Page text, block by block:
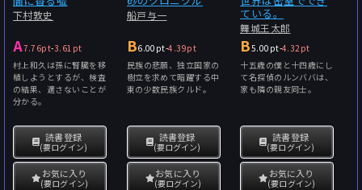
下村敦史
A7.76pt-3.61pt
村上和久は孫に腎臓を移
植しようとするが、検査
の結果、適さないことが
分かる。
読書登録
(要ログイン)
お気に入り
(要ログイン)
船戸与一
B6.00pt-4.39pt
民族の悲願、独立国家の
樹立を求めて暗躍する中
東の少数民族クルド。
読書登録
(要ログイン)
お気に入り
(要ログイン)
ている。
舞城王太郎
B5.00pt-4.32pt
十五歳の僕と十四歳にし
て名探偵のルンババは、
家も隣の親友同士。
読書登録
(要ログイン)
お気に入り
(要ログイン)